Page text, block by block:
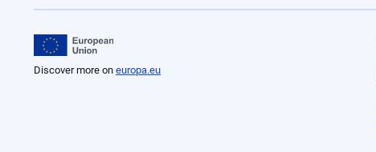
Discover more on europa.eu